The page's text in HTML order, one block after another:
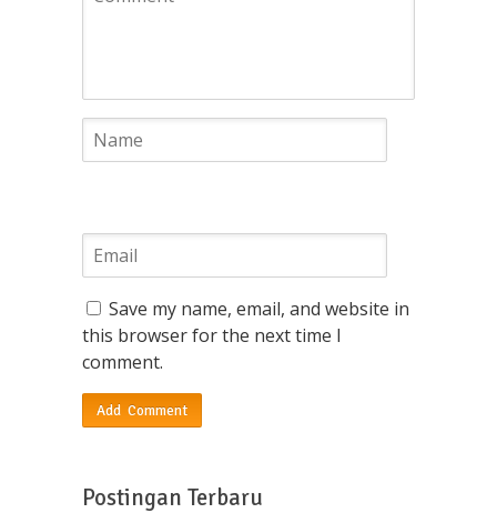
Save my name, email, and website in
this browser for the next time I
comment.
Postingan Terbaru